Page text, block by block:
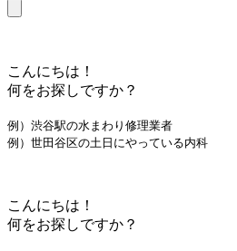
こんにちは！
何をお探しですか？
例）渋谷駅の水まわり修理業者
例）世田谷区の土日にやっている内科
こんにちは！
何をお探しですか？